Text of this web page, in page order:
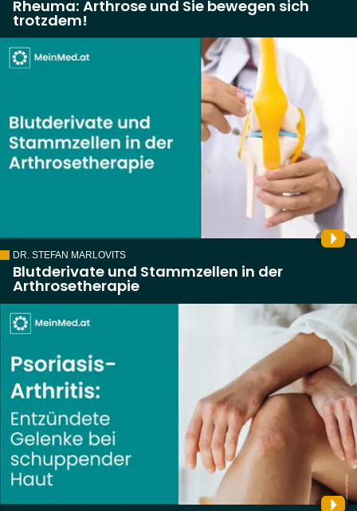
Rheuma: Arthrose und Sie bewegen sich
trotzdem!
DR. STEFAN MARLOVITS
Blutderivate und Stammzellen in der
Arthrosetherapie